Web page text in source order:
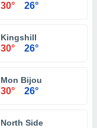
30° 26°
Kingshill
30° 26°
Mon Bijou
30° 26°
North Side